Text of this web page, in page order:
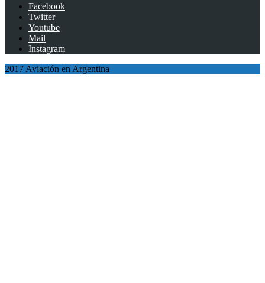
Facebook
Twitter
Youtube
Mail
Instagram
2017 Aviación en Argentina